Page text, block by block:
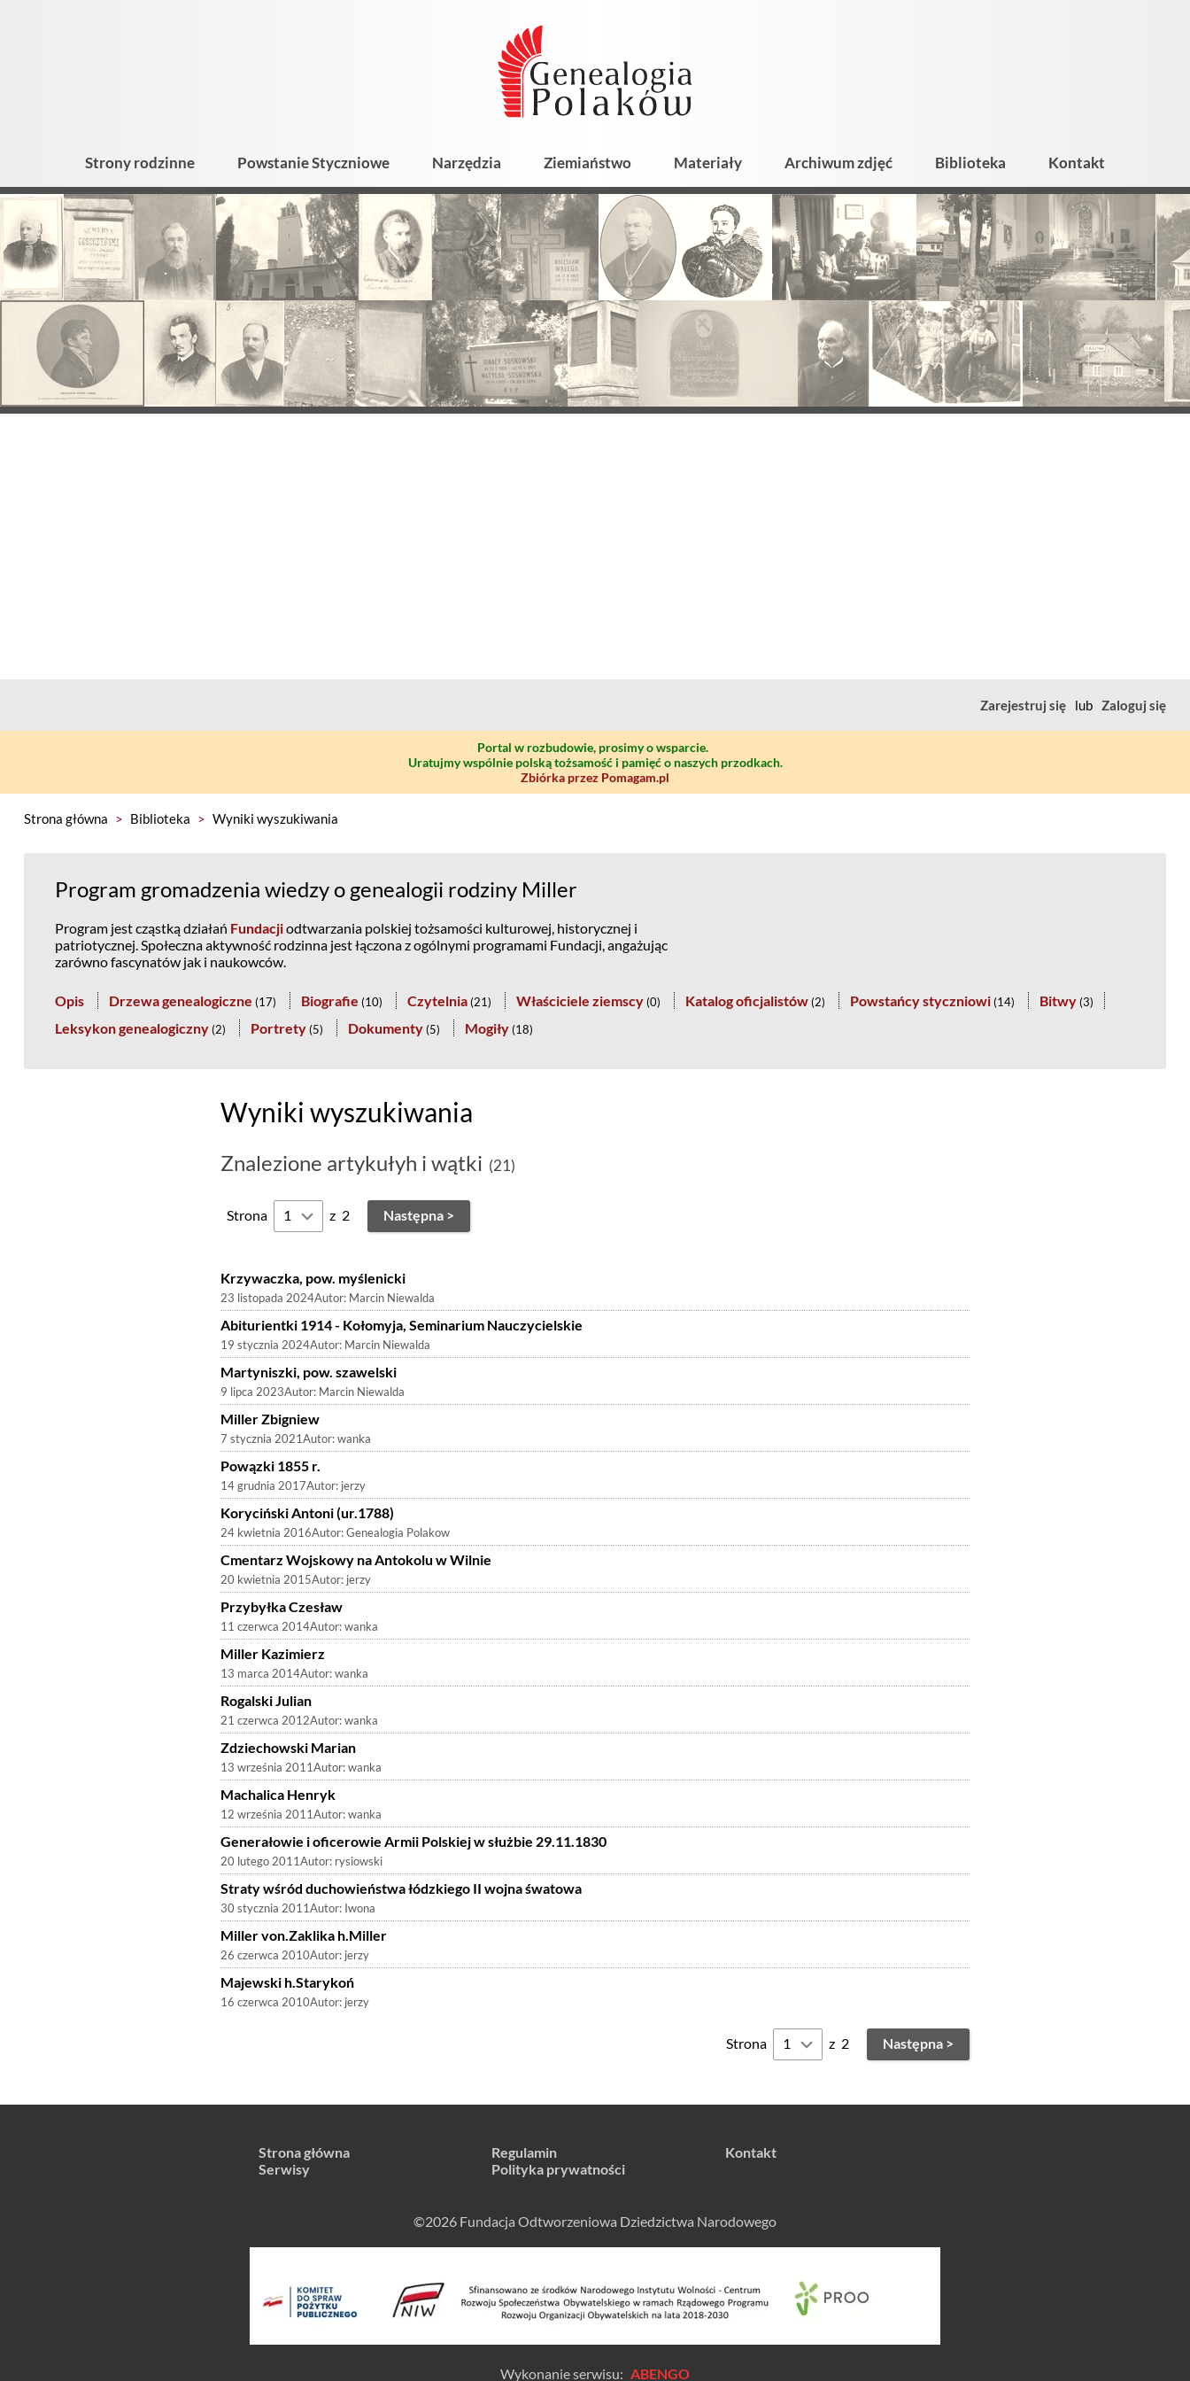
Strony rodzinne Powstanie Styczniowe Narzędzia Ziemiaństwo Materiały Archiwum zdjęć Biblioteka Kontakt
Zarejestruj się lub Zaloguj się
Portal w rozbudowie, prosimy o wsparcie.
Uratujmy wspólnie polską tożsamość i pamięć o naszych przodkach.
Zbiórka przez Pomagam.pl
Strona główna > Biblioteka > Wyniki wyszukiwania
Program gromadzenia wiedzy o genealogii rodziny Miller
Program jest cząstką działań Fundacjiodtwarzania polskiej tożsamości kulturowej, historycznej i
patriotycznej. Społeczna aktywność rodzinna jest łączona z ogólnymi programami Fundacji, angażując
zarówno fascynatów jak i naukowców.
Opis Drzewa genealogiczne (17) Biografie (10) Czytelnia (21) Właściciele ziemscy (0) Katalog oficjalistów (2) Powstańcy styczniowi (14) Bitwy (3)
Leksykon genealogiczny (2) Portrety (5) Dokumenty (5) Mogiły (18)
Wyniki wyszukiwania
Znalezione artykułyh i wątki (21)
Strona z 2 Następna >
Krzywaczka, pow. myślenicki
23 listopada 2024Autor: Marcin Niewalda
Abiturientki 1914 - Kołomyja, Seminarium Nauczycielskie
19 stycznia 2024Autor: Marcin Niewalda
Martyniszki, pow. szawelski
9 lipca 2023Autor: Marcin Niewalda
Miller Zbigniew
7 stycznia 2021Autor:wanka
Powązki 1855 r.
14 grudnia 2017Autor: jerzy
Koryciński Antoni (ur.1788)
24 kwietnia 2016Autor:Genealogia Polakow
Cmentarz Wojskowy na Antokolu w Wilnie
20 kwietnia 2015Autor: jerzy
Przybyłka Czesław
11 czerwca 2014Autor:wanka
Miller Kazimierz
13 marca 2014Autor:wanka
Rogalski Julian
21 czerwca 2012Autor:wanka
Zdziechowski Marian
13 września 2011Autor:wanka
Machalica Henryk
12 września 2011Autor:wanka
Generałowie i oficerowie Armii Polskiej w służbie 29.11.1830
20 lutego 2011Autor: rysiowski
Straty wśród duchowieństwa łódzkiego II wojna śwatowa
30 stycznia 2011Autor: Iwona
Miller von.Zaklika h.Miller
26 czerwca 2010Autor: jerzy
Majewski h.Starykoń
16 czerwca 2010Autor: jerzy
Strona z 2 Następna >
Strona główna
Serwisy
Regulamin
Polityka prywatności
Kontakt
©2026 Fundacja Odtworzeniowa Dziedzictwa Narodowego
Wykonanie serwisu: ABENGO